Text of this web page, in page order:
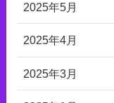
2025年5月
2025年4月
2025年3月